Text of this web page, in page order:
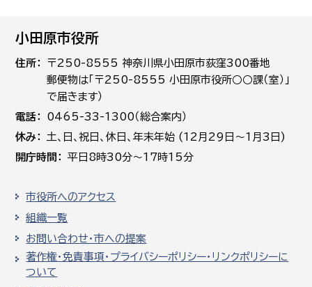
小田原市役所
住所
〒250-8555 神奈川県小田原市荻窪300番地
郵便物は「〒250-8555 小田原市役所○○課（室）」
で届きます）
電話
0465-33-1300（総合案内）
休み
土､日､祝日、休日、年末年始 (12月29日～1月3日)
開庁時間
平日8時30分～17時15分
市役所へのアクセス
組織一覧
お問い合わせ・市への提案
著作権・免責事項・プライバシーポリシー・リンクポリシーに
ついて